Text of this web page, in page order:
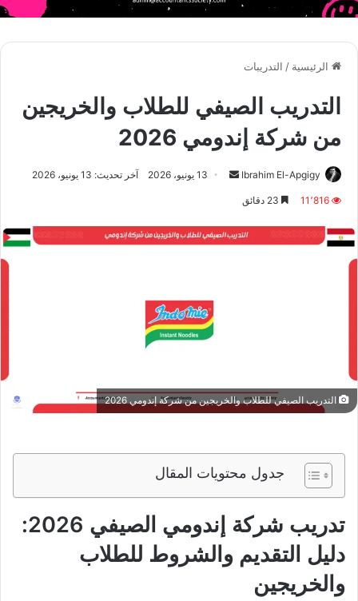
الرئيسية / التدريبات
التدريب الصيفي للطلاب والخريجين
من شركة إندومي 2026
Ibrahim El-Apgigy
أرسل 13 يونيو، 2026 آخر تحديث: 13 يونيو، 2026
11٬816
التدريب الصيفي للطلاب والخريجين من شركة إندومي 2026
جدول محتويات المقال
تدريب شركة إندومي الصيفي 2026:
دليل التقديم والشروط للطلاب
والخريجين